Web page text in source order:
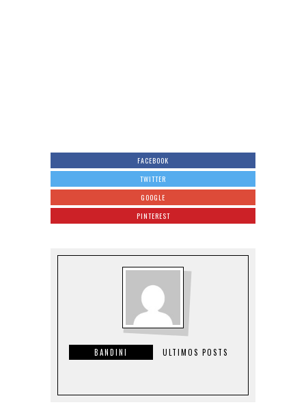
FACEBOOK
TWITTER
GOOGLE
PINTEREST
BANDINI ULTIMOS POSTS